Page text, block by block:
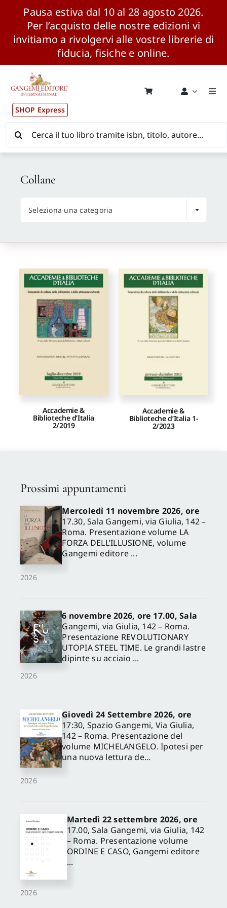
Pausa estiva dal 10 al 28 agosto 2026.
Per l’acquisto delle nostre edizioni vi
invitiamo a rivolgervi alle vostre librerie di
fiducia, fisiche e online.
contenuto
SHOP Express
Pubblicazioni
News ed Eventi
Distribuzione Wolrdwide
CONSIP / MEPA / ANVUR / CINECA
Autori
Proposte di pubblicazione
Newsletter
per:
Accademie &
Biblioteche d’Italia
2/2019
Accademie &
Biblioteche d’Italia 1-
2/2023
Collane
Seleziona una categoria
Prossimi appuntamenti
2026
Mercoledì 11 novembre 2026, ore
17.30, Sala Gangemi, via Giulia, 142 –
Roma. Presentazione volume LA
FORZA DELL’ILLUSIONE, volume
Gangemi editore ...
2026
6 novembre 2026, ore 17.00, Sala
Gangemi, via Giulia, 142 – Roma.
Presentazione REVOLUTIONARY
UTOPIA STEEL TIME. Le grandi lastre
dipinte su acciaio ...
2026
Giovedì 24 Settembre 2026, ore
17:30, Spazio Gangemi, Via Giulia,
142 – Roma. Presentazione del
volume MICHELANGELO. Ipotesi per
una nuova lettura de...
2026
Martedì 22 settembre 2026, ore
17.00, Sala Gangemi, via Giulia, 142
– Roma. Presentazione volume
ORDINE E CASO, Gangemi editore
...